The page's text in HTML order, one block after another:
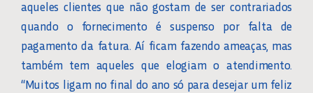
aqueles clientes que não gostam de ser contrariados
quando o fornecimento é suspenso por falta de
pagamento da fatura. Aí ficam fazendo ameaças, mas
também tem aqueles que elogiam o atendimento.
“Muitos ligam no final do ano só para desejar um feliz